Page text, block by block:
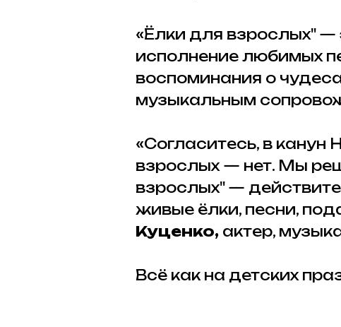
«Ёлки для взрослых" —
исполнение любимых
воспоминания о
музыкальным
«Согласитесь, в канун
взрослых — нет. Мы
взрослых" —
живые ёлки, песни,
Куценко, актер,
Всё как на детских